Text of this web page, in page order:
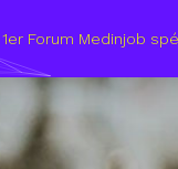
Du 8 au 11